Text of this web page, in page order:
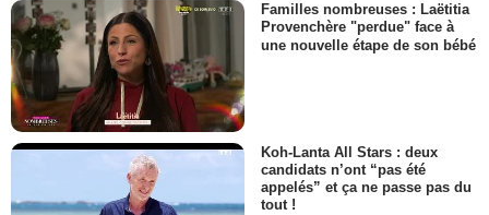
Familles nombreuses : Laëtitia
Provenchère "perdue" face à
une nouvelle étape de son bébé
Koh-Lanta All Stars : deux
candidats n’ont “pas été
appelés” et ça ne passe pas du
tout !